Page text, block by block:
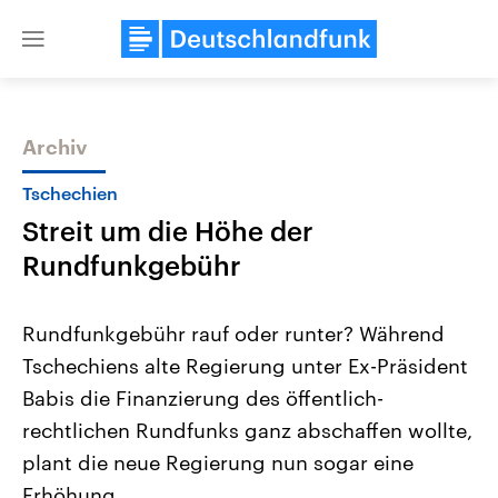
Close
Themen
Landtagswahl Sachsen-Anhalt
2026
Alle Informationen
Sachsen-Anhalt wählt am 6.
September 2026 einen neuen
Landtag. Seit 2021 wird das
Bundesland von einer Koalition aus
USA
Aktuelle Beiträge,
Hintergründe
Wirtschaftlich und
gehören die Vereinigten
den mächtigsten Ländern
Archiv
Tschechien
Streit um die Höhe der
Rundfunkgebühr
Rundfunkgebühr rauf oder runter? Während
Tschechiens alte Regierung unter Ex-Präsident
Babis die Finanzierung des öffentlich-
rechtlichen Rundfunks ganz abschaffen wollte,
plant die neue Regierung nun sogar eine